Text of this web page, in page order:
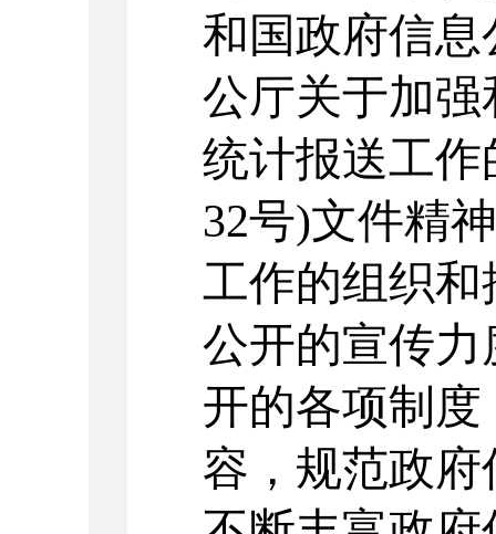
和国政府信
公厅关于加
统计报送工作
32号)文件精
工作的组织
公开的宣传
开的各项制
容，规范政